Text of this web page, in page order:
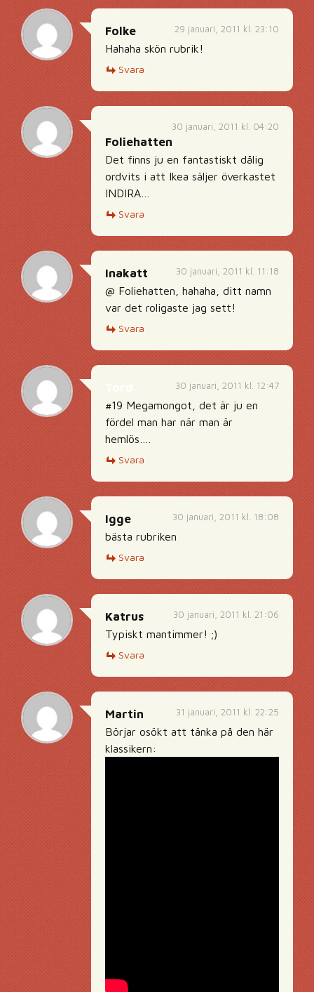
29 januari, 2011 kl. 23:10
Folke
Hahaha skön rubrik!
Svara
30 januari, 2011 kl. 04:20
Foliehatten
Det finns ju en fantastiskt dålig
ordvits i att Ikea säljer överkastet
INDIRA…
Svara
30 januari, 2011 kl. 11:18
Inakatt
@ Foliehatten, hahaha, ditt namn
var det roligaste jag sett!
Svara
30 januari, 2011 kl. 12:47
#19 Megamongot, det är ju en
fördel man har när man är
hemlös….
Svara
30 januari, 2011 kl. 18:08
Igge
bästa rubriken
Svara
30 januari, 2011 kl. 21:06
Katrus
Typiskt mantimmer! ;)
Svara
31 januari, 2011 kl. 22:25
Martin
Börjar osökt att tänka på den här
klassikern: